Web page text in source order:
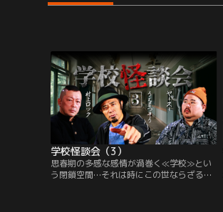
学校怪談会（3）
思春期の多感な感情が渦巻く≪学校≫とい
う閉鎖空間…それは時にこの世ならざる＜